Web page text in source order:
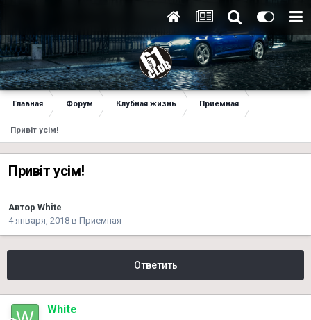
Главная Форум Клубная жизнь Приемная
Привіт усім!
Привіт усім!
Автор White
4 января, 2018 в Приемная
Ответить
White